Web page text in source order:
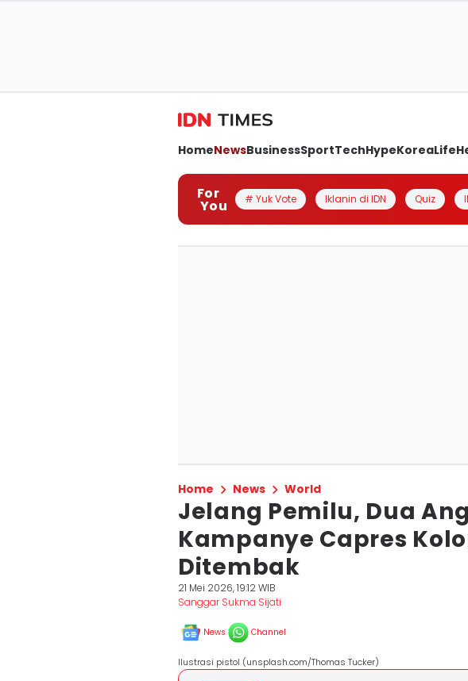
HomeNewsBusinessSportTechHypeKoreaLife
For
You # Yuk Vote Iklanin di IDN Quiz
Home News World
Jelang Pemilu, Dua
Kampanye Capres
Ditembak
21 Mei 2026, 19:12 WIB
Sanggar Sukma Sijati
News Channel
Ilustrasi pistol (unsplash.com/Thomas Tucker)